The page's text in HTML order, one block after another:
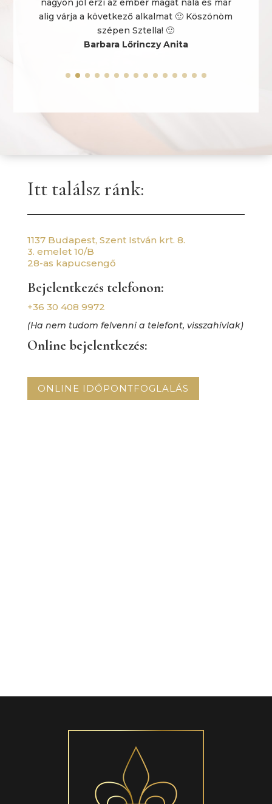
Itt találsz ránk:
1137 Budapest, Szent István krt. 8.
3. emelet 10/B
28-as kapucsengő
Bejelentkezés telefonon:
+36 30 408 9972
(Ha nem tudom felvenni a telefont, visszahívlak)
Online bejelentkezés:
ONLINE IDŐPONTFOGLALÁS